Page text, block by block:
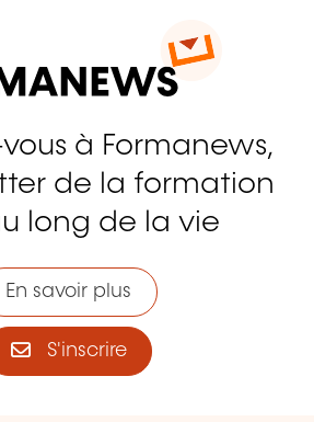
à Formanews,
de la formation
long de la vie
En savoir plus
S'inscrire